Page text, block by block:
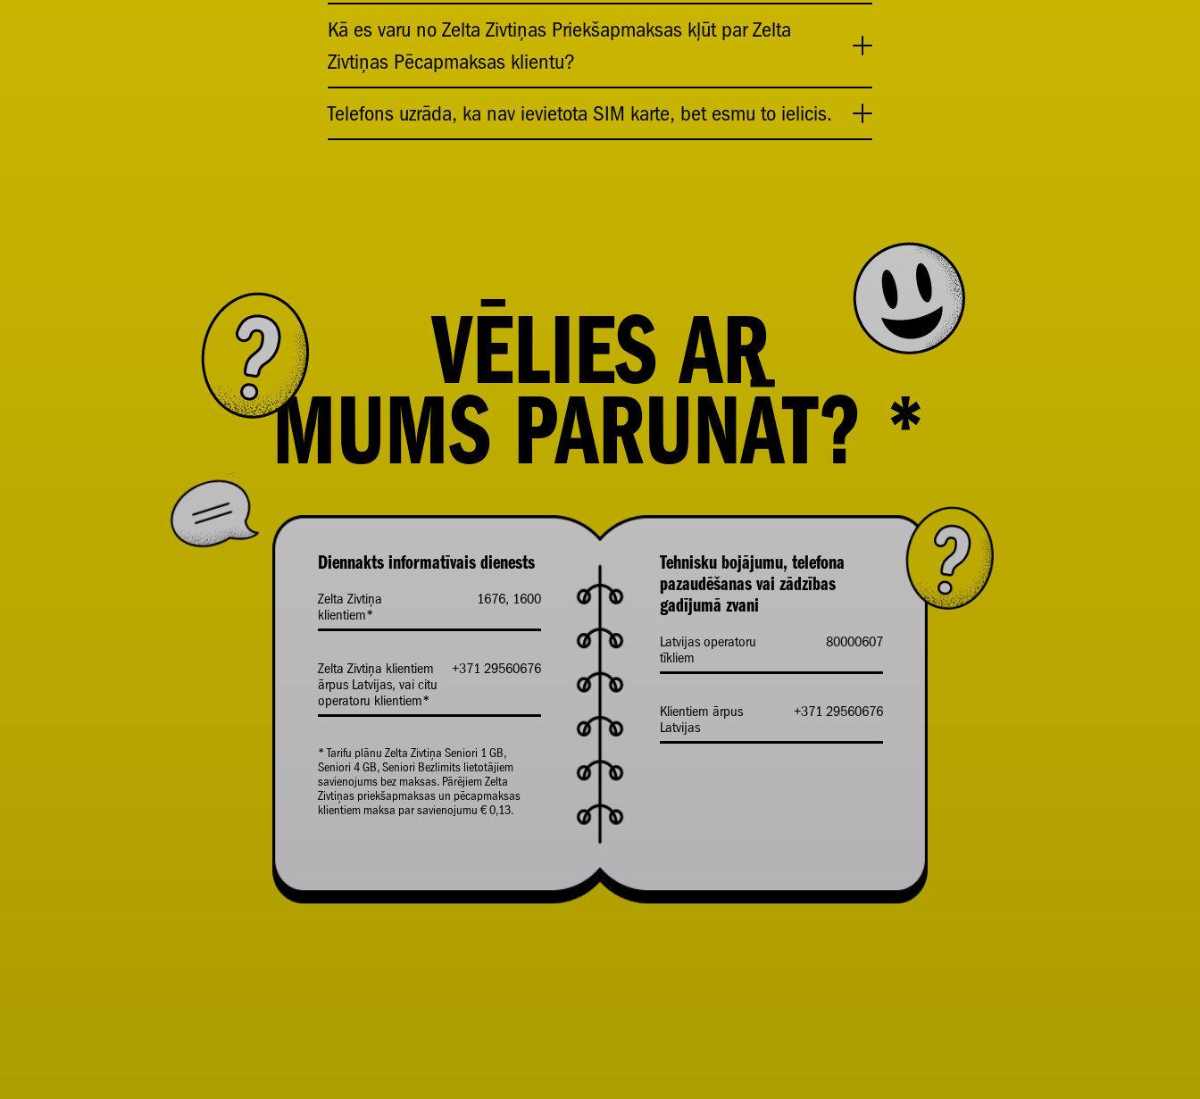
Kā es varu no Zelta Zivtiņas Priekšapmaksas kļūt par Zelta
Zivtiņas Pēcapmaksas klientu?
Telefons uzrāda, ka nav ievietota SIM karte, bet esmu to ielicis.
VĒLIESAR
MUMS PARUNĀT? *
Diennakts informatīvais dienests
Zelta Zivtiņa
klientiem*
1676, 1600
Zelta Zivtiņa klientiem
ārpus Latvijas, vai citu
operatoru klientiem*
+371 29560676
* Tarifu plānu Zelta Zivtiņa Seniori 1 GB,
Seniori 4 GB, Seniori Bezlimits lietotājiem
savienojums bez maksas. Pārējiem Zelta
Zivtiņas priekšapmaksas un pēcapmaksas
klientiem maksa par savienojumu € 0,13.
Tehnisku bojājumu, telefona
pazaudēšanas vai zādzības
gadījumā zvani
Latvijas operatoru
tīkliem
80000607
Klientiem ārpus
Latvijas
+371 29560676